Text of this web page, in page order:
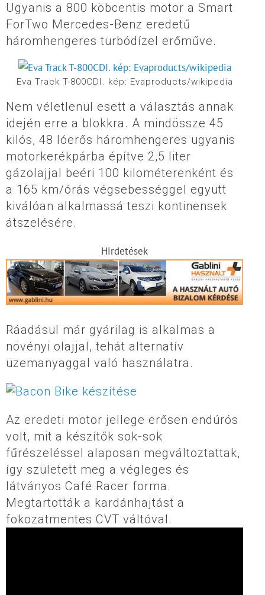
Ugyanis a 800 köbcentis motor a Smart
ForTwo Mercedes-Benz eredetű
háromhengeres turbódízel erőműve.
Eva Track T-800CDI. kép: Evaproducts/wikipedia
Nem véletlenül esett a választás annak
idején erre a blokkra. A mindössze 45
kilós, 48 lóerős háromhengeres ugyanis
motorkerékpárba építve 2,5 liter
gázolajjal beéri 100 kilométerenként és
a 165 km/órás végsebességgel együtt
kiválóan alkalmassá teszi kontinensek
átszelésére.
Hirdetések
Ráadásul már gyárilag is alkalmas a
növényi olajjal, tehát alternatív
üzemanyaggal való használatra.
Az eredeti motor jellege erősen endúrós
volt, mit a készítők sok-sok
fűrészeléssel alaposan megváltoztattak,
így született meg a végleges és
látványos Café Racer forma.
Megtartották a kardánhajtást a
fokozatmentes CVT váltóval.